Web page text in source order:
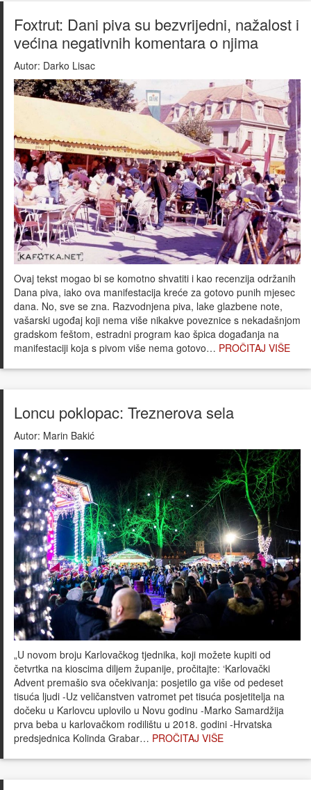
Foxtrut: Dani piva su bezvrijedni, nažalost i
većina negativnih komentara o njima
Autor: Darko Lisac
Ovaj tekst mogao bi se komotno shvatiti i kao recenzija održanih
Dana piva, iako ova manifestacija kreće za gotovo punih mjesec
dana. No, sve se zna. Razvodnjena piva, lake glazbene note,
vašarski ugođaj koji nema više nikakve poveznice s nekadašnjom
gradskom feštom, estradni program kao špica događanja na
manifestaciji koja s pivom više nema gotovo… PROČITAJ VIŠE
Loncu poklopac: Treznerova sela
Autor: Marin Bakić
„U novom broju Karlovačkog tjednika, koji možete kupiti od
četvrtka na kioscima diljem županije, pročitajte: ‘Karlovački
Advent premašio sva očekivanja: posjetilo ga više od pedeset
tisuća ljudi -Uz veličanstven vatromet pet tisuća posjetitelja na
dočeku u Karlovcu uplovilo u Novu godinu -Marko Samardžija
prva beba u karlovačkom rodilištu u 2018. godini -Hrvatska
predsjednica Kolinda Grabar… PROČITAJ VIŠE